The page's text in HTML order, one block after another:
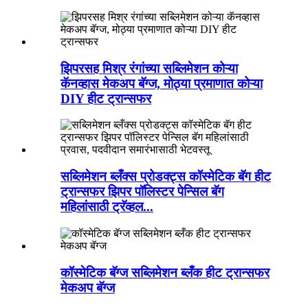
झिपरसह मिश्र रंगांच्या सब्लिमेशन कोऱ्या
कॅनव्हास मेकअप बॅग्ज, मोठ्या प्रमाणात कोऱ्या
DIY हीट ट्रान्सफर
सब्लिमेशन ब्लँक्स प्रोडक्ट्स कॉस्मेटिक बॅग हीट
ट्रान्सफर झिपर पॉलिस्टर पेन्सिल बॅग
महिलांसाठी ट्रॅव्हल...
कॉस्मेटिक बॅग्ज सब्लिमेशन ब्लँक हीट ट्रान्सफर
मेकअप बॅग्ज